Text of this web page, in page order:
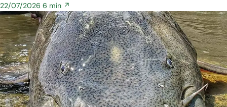
22/07/2026 6 min ↗